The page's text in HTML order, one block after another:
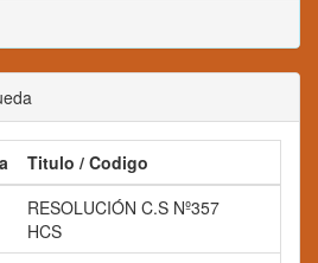
Titulo / Codigo
RESOLUCIÓN C.S Nº357
HCS